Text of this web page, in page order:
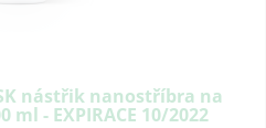
nástřik nanostříbra na
- EXPIRACE 10/2022